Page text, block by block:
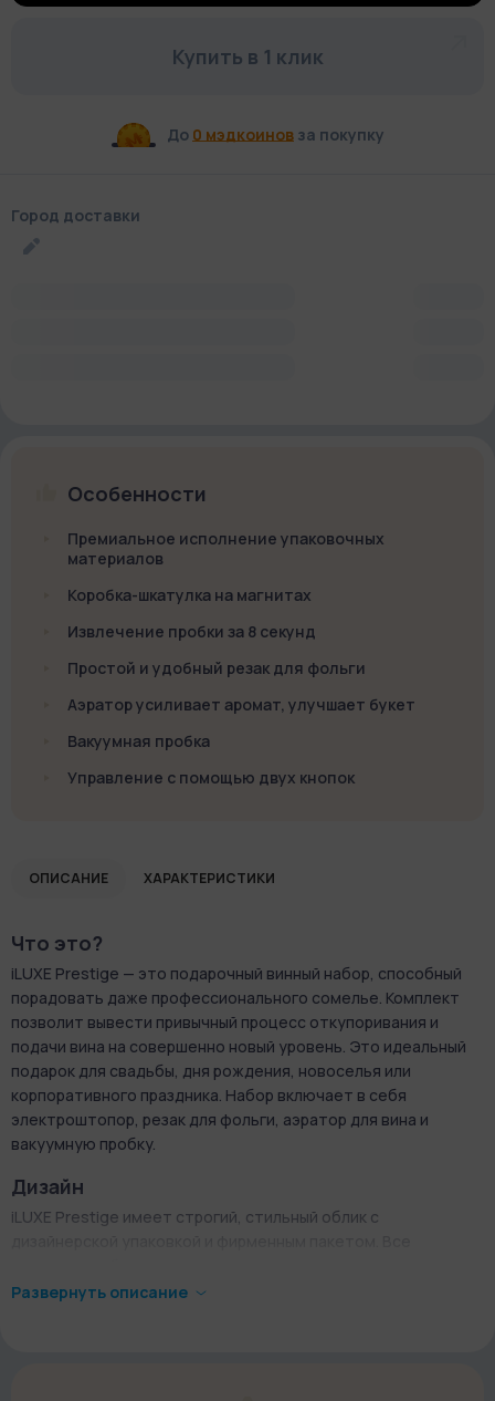
Купить в 1 клик
До 0 мэдкоиновза покупку
Город доставки
Особенности
Премиальное исполнение упаковочных
материалов
Коробка-шкатулка на магнитах
Извлечение пробки за 8 секунд
Простой и удобный резак для фольги
Аэратор усиливает аромат, улучшает букет
Вакуумная пробка
Управление с помощью двух кнопок
ОПИСАНИЕ ХАРАКТЕРИСТИКИ
Что это?
iLUXE Prestige — это подарочный винный набор, способный
порадовать даже профессионального сомелье. Комплект
позволит вывести привычный процесс откупоривания и
подачи вина на совершенно новый уровень. Это идеальный
подарок для свадьбы, дня рождения, новоселья или
корпоративного праздника. Набор включает в себя
электроштопор, резак для фольги, аэратор для вина и
вакуумную пробку.
Дизайн
iLUXE Prestige имеет строгий, стильный облик с
дизайне. Такой техникой приятно пользоваться. Даже когда
Развернуть описание